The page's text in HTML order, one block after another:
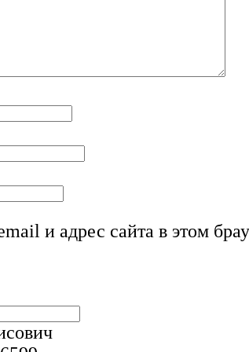
и адрес сайта в этом